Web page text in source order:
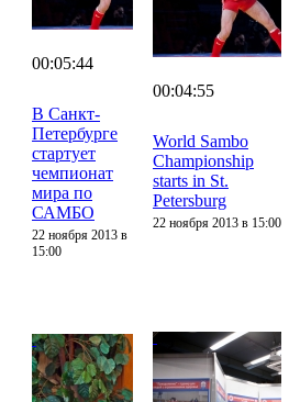
00:05:44
В Санкт-
Петербурге
стартует
чемпионат
мира по
САМБО
22 ноября 2013 в
15:00
00:04:55
World Sambo
Championship
starts in St.
Petersburg
22 ноября 2013 в 15:00